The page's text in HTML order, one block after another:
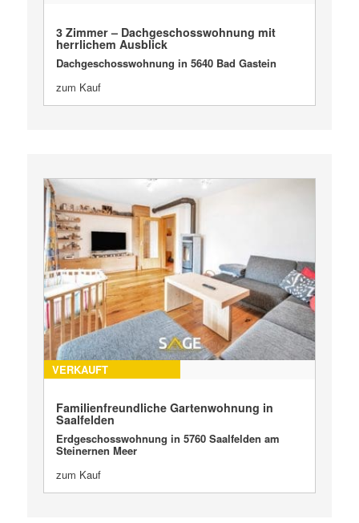
3 Zimmer – Dachgeschosswohnung mit
herrlichem Ausblick
Dachgeschosswohnung in 5640 Bad Gastein
zum Kauf
VERKAUFT
Familienfreundliche Gartenwohnung in
Saalfelden
Erdgeschosswohnung in 5760 Saalfelden am
Steinernen Meer
zum Kauf